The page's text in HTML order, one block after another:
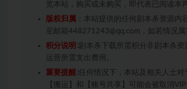
览本站，购买或未购买，即代表已阅读本
版权归属 ：本站提供的任何剧本杀资源
至邮箱448271243@qq.com，如若情况
积分说明 ∶剧本杀下载所需积分非剧本杀
运营所需支出费用。
重要提醒 ∶任何情况下，本站及相关人士
【搬运】和【账号共享】可能会被取消